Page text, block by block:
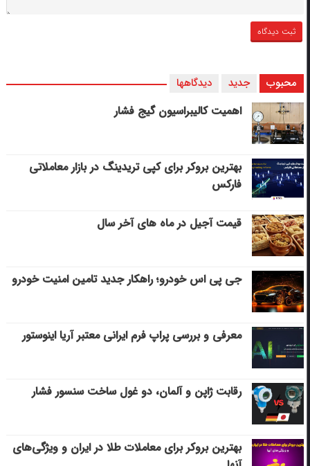
محبوب جدید دیدگاهها
اهمیت کالیبراسیون گیج فشار
بهترین بروکر برای کپی‌ تریدینگ در بازار معاملاتی
فارکس
قیمت آجیل در ماه های آخر سال
جی پی اس خودرو؛ راهکار جدید تامین امنیت خودرو
معرفی و بررسی پراپ فرم ایرانی معتبر آریا اینوستور
رقابت ژاپن و آلمان، دو غول ساخت سنسور فشار
بهترین بروکر برای معاملات طلا در ایران و ویژگی‌های